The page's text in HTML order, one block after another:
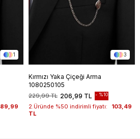
1
89,99
3
Kırmızı Yaka Çiçeği Arma
1080250105
206,99 TL
229,99 TL %10
2.Üründe %50 indirimli fiyatı:
103,49
TL